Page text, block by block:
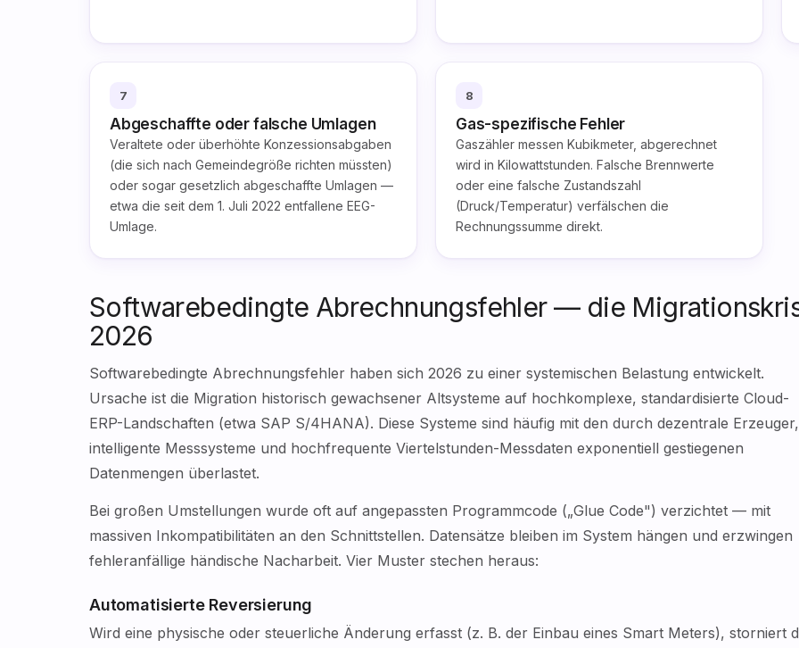
7
Abgeschaffte oder falsche Umlagen
Veraltete oder überhöhte Konzessionsabgaben
(die sich nach Gemeindegröße richten müssten)
oder sogar gesetzlich abgeschaffte Umlagen —
etwa die seit dem 1. Juli 2022 entfallene EEG-
Umlage.
8
Gas-spezifische Fehler
Gaszähler messen Kubikmeter, abgerechnet
wird in Kilowattstunden. Falsche Brennwerte
oder eine falsche Zustandszahl
(Druck/Temperatur) verfälschen die
Rechnungssumme direkt.
Softwarebedingte Abrechnungsfehler — die
2026
Softwarebedingte Abrechnungsfehler haben sich 2026 zu einer systemischen Belastung entwickelt.
Ursache ist die Migration historisch gewachsener Altsysteme auf hochkomplexe, standardisierte Cloud-
ERP-Landschaften (etwa SAP S/4HANA). Diese Systeme sind häufig mit den durch dezentrale Erzeuger,
intelligente Messsysteme und hochfrequente Viertelstunden-Messdaten exponentiell gestiegenen
Datenmengen überlastet.
Bei großen Umstellungen wurde oft auf angepassten Programmcode („Glue Code") verzichtet — mit
massiven Inkompatibilitäten an den Schnittstellen. Datensätze bleiben im System hängen und erzwingen
fehleranfällige händische Nacharbeit. Vier Muster stechen heraus:
Automatisierte Reversierung
Wird eine physische oder steuerliche Änderung erfasst (z. B. der Einbau eines Smart Meters), storniert